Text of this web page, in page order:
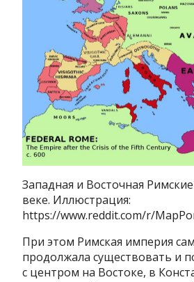
Западная и Восточная
веке. Иллюстрация:
https://www.reddit.com/r/
При этом Римская империя
продолжала существовать и
с центром на Востоке, в